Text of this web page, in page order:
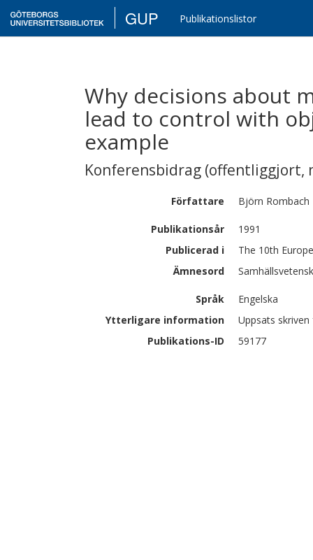
GUP Publikationslistor
Why decisions about
lead to control with
example
Konferensbidrag (offentliggjort,
Författare Björn Rombach
Publikationsår
1991
Publicerad i
The 10th
Ämnesord
Språk
Engelska
Ytterligare information
Uppsats
Publikations-ID
59177